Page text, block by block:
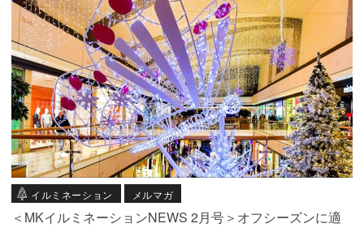
イルミネーション メルマガ
＜MKイルミネーションNEWS 2月号＞オフシーズンに適